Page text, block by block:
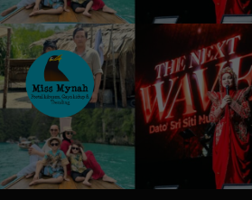
Portal
& Trending